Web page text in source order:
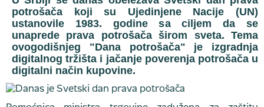
potrošača koji su Ujedinjene Nacije (UN)
ustanovile 1983. godine sa ciljem da se
unaprede prava potrošača širom sveta. Tema
ovogodišnjeg "Dana potrošača" je izgradnja
digitalnog tržišta i jačanje poverenja potrošača u
digitalni način kupovine.